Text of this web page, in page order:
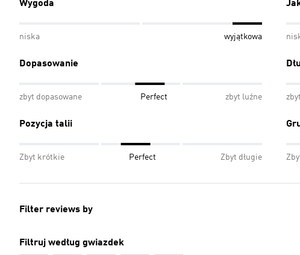
Wygoda
niska wyjątkowa
Dopasowanie
zbyt dopasowane Perfect zbyt luźne
Pozycja talii
Zbyt krótkie Perfect Zbyt długie
Filter reviews by
Filtruj według gwiazdek